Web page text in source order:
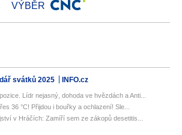
VÝBĚR
svátků 2025 INFO.cz
Lídr nejasný, dohoda ve hvězdách a Anti...
36 °C! Přijdou i bouřky a ochlazení! Sle...
v Hráčích: Zamíří sem ze zákopů desetitis...